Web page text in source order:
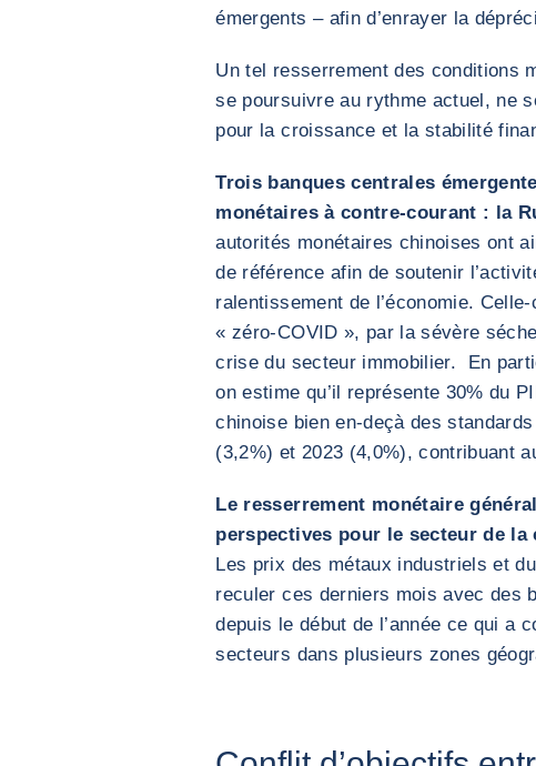
émergents – afin d’enrayer la
Un tel resserrement des conditions
se poursuivre au rythme actuel, ne
pour la croissance et la stabilité
Trois banques centrales
monétaires à contre-courant : la
autorités monétaires chinoises ont
de référence afin de soutenir
ralentissement de l’économie.
« zéro-COVID », par la sévère
crise du secteur immobilier. En
on estime qu’il représente 30% du
chinoise bien en-deçà des
(3,2%) et 2023 (4,0%), contribuant
Le resserrement monétaire
perspectives pour le secteur de
Les prix des métaux industriels et
reculer ces derniers mois avec des
depuis le début de l’année ce qui a
secteurs dans plusieurs zones